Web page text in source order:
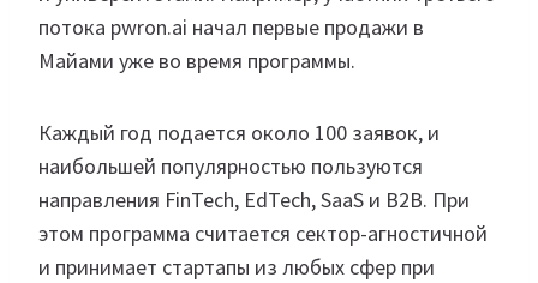
потока pwron.ai начал первые продажи в
Майами уже во время программы.
Каждый год подается около 100 заявок, и
наибольшей популярностью пользуются
направления FinTech, EdTech, SaaS и B2B. При
этом программа считается сектор-агностичной
и принимает стартапы из любых сфер при